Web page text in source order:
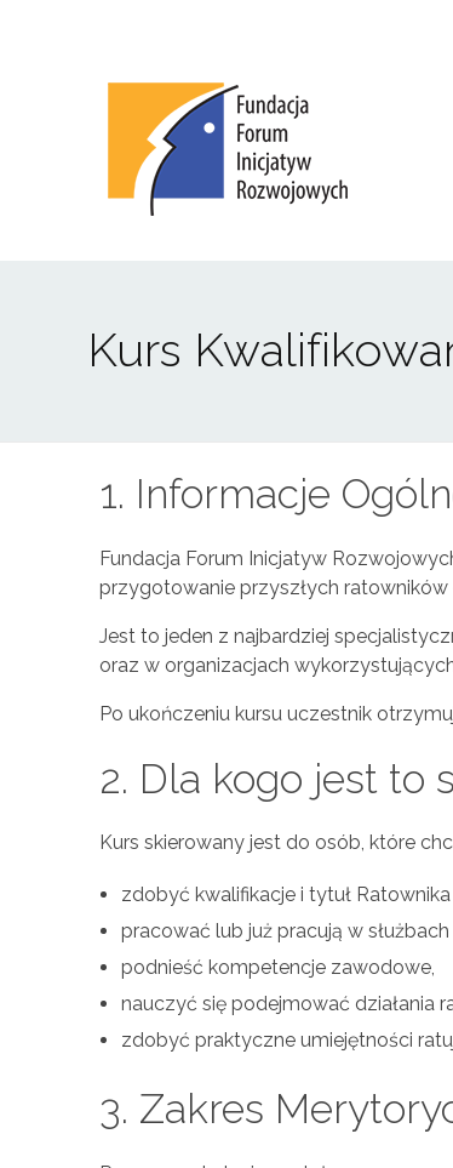
Kurs
1. Informacje
Fundacja Forum Inicjatyw
przygotowanie przyszłych
Jest to jeden z najbardziej
oraz w organizacjach
Po ukończeniu kursu uczestnik
2. Dla kogo jest to
Kurs skierowany jest do osób, które
zdobyć kwalifikacje i tytuł Ratownika
pracować lub już pracują w
podnieść kompetencje zawodowe,
nauczyć się podejmować działania
zdobyć praktyczne umiejętności
3. Zakres